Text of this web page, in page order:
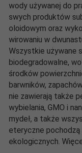
wody używanej do
swych produktów
oloidowym oraz
wirowaniu w
Wszystkie używane
biodegradowalne,
środków
barwników,
nie zawierają także
wybielania, GMO i
mydeł, a także
eteryczne
ekologicznych.